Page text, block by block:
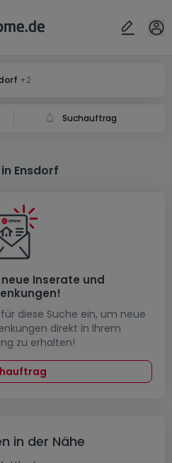
+2
Suchauftrag
Ensdorf
Inserate und
diese Suche ein, um neue
direkt in Ihrem
zu erhalten!
in der Nähe
Ort ok